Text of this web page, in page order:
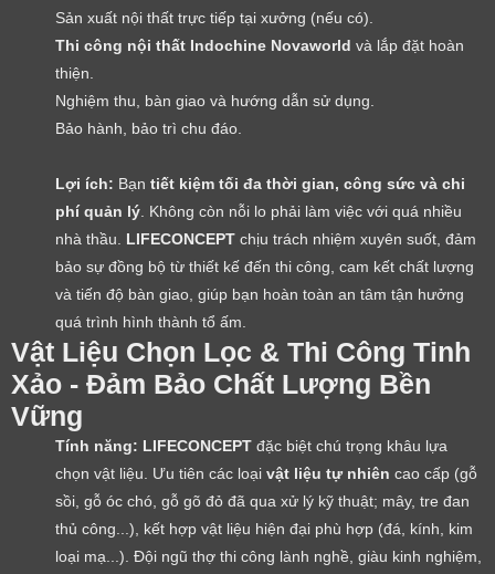
Sản xuất nội thất trực tiếp tại xưởng (nếu có).
Thi công nội thất Indochine Novaworld và lắp đặt hoàn
thiện.
Nghiệm thu, bàn giao và hướng dẫn sử dụng.
Bảo hành, bảo trì chu đáo.
Lợi ích: Bạn tiết kiệm tối đa thời gian, công sức và chi
phí quản lý . Không còn nỗi lo phải làm việc với quá nhiều
nhà thầu. LIFECONCEPT chịu trách nhiệm xuyên suốt, đảm
bảo sự đồng bộ từ thiết kế đến thi công, cam kết chất lượng
và tiến độ bàn giao, giúp bạn hoàn toàn an tâm tận hưởng
quá trình hình thành tổ ấm.
Vật Liệu Chọn Lọc & Thi Công Tinh
Xảo - Đảm Bảo Chất Lượng Bền
Vững
Tính năng: LIFECONCEPT đặc biệt chú trọng khâu lựa
chọn vật liệu. Ưu tiên các loại vật liệu tự nhiên cao cấp (gỗ
sồi, gỗ óc chó, gỗ gõ đỏ đã qua xử lý kỹ thuật; mây, tre đan
thủ công...), kết hợp vật liệu hiện đại phù hợp (đá, kính, kim
loại mạ...). Đội ngũ thợ thi công lành nghề, giàu kinh nghiệm,